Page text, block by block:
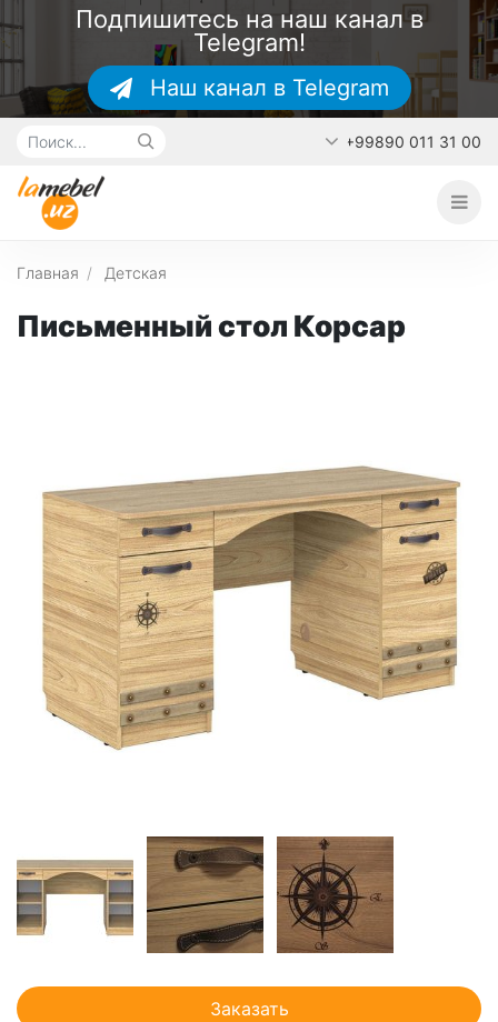
Подпишитесь на наш канал в
Telegram!
Наш канал в Telegram
+99890 011 31 00
Главная Детская
Письменный стол Корсар
Заказать